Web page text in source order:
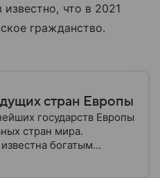
что в 2021
гражданство.
стран Европы
государств Европы
стран мира.
богатым
экономикой,